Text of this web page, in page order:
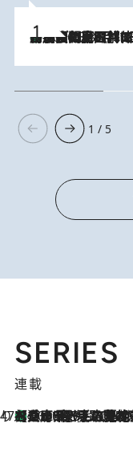
2026.8.8
「最後に見られてよかった」上野動物園の東園パンダ舎が解体前に特別公開。8月16日まで延長されたパネル展と共に辿る“半世紀”のパンダ飼育《解体工事の図面あり》
1 / 5
SERIES
連載
47都道府県の手みやげ ひんやりスイーツで夏を満喫
2026.8.8
【兵庫県】この夏絶対食べたい 冷やしておいしいおやつ3選 淡路島の恵みをジェラートに集約